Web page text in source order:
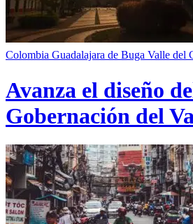
Colombia Guadalajara de Buga Valle del
Avanza el diseño
Gobernación del